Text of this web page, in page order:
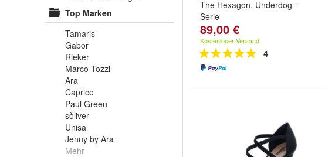
Top Marken
Tamaris
Gabor
Rieker
Marco Tozzi
Ara
Caprice
Paul Green
sòliver
Unisa
Jenny by Ara
Mehr
The Hexagon, Underdog -
Serie
89,00 €
Kostenloser Versand
4